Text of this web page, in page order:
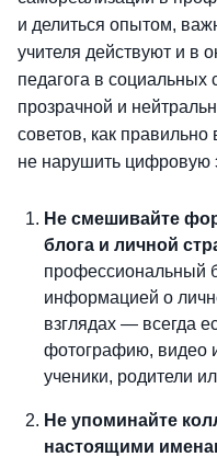
и делиться опытом,
учителя действуют и в
педагога в социальных
прозрачной и
советов, как
не нарушить цифровую
Не смешивайте
блога и личной
профессиональный
информацией о
взглядах — всегда
фотографию, видео
ученики, родители
Не упоминайте
настоящими